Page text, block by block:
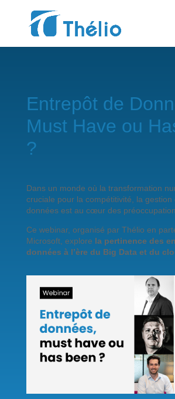
Entrepôt de
Must Have ou
?
Dans un monde où la transformation
cruciale pour la compétitivité, la gestion
données est au cœur des
Ce webinar, organisé par Thélio en
Microsoft, explore la pertinence des
données à l’ère du Big Data et du